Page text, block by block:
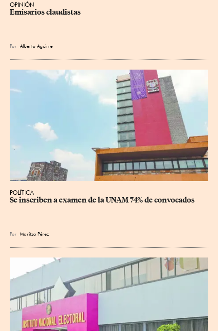
OPINIÓN
Emisarios claudistas
Por Alberto Aguirre
POLÍTICA
Se inscriben a examen de la UNAM 74% de convocados
Por Maritza Pérez